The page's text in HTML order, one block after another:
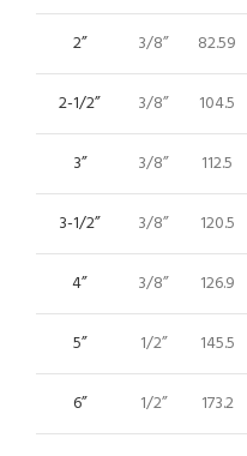
2” 3/8” 82.59
2-1/2” 3/8” 104.5
3” 3/8” 112.5
3-1/2” 3/8” 120.5
4” 3/8” 126.9
5” 1/2” 145.5
6” 1/2” 173.2